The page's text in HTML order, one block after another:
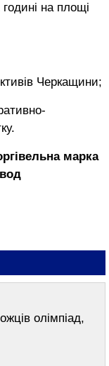
на площі
Черкащини;
марка
олімпіад,